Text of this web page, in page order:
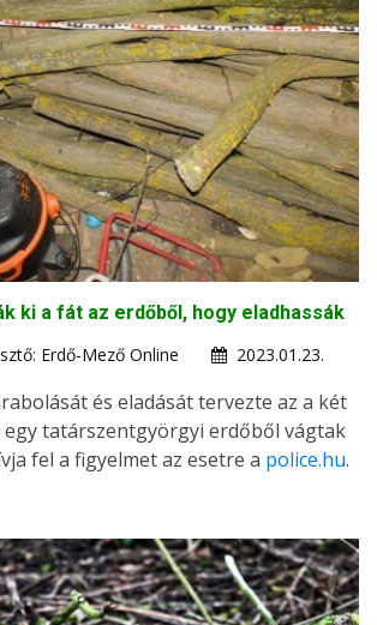
ki a fát az erdőből, hogy eladhassák
Erdő-Mező Online
2023.01.23.
és eladását tervezte az a két
tatárszentgyörgyi erdőből vágtak
fel a figyelmet az esetre a police.hu.